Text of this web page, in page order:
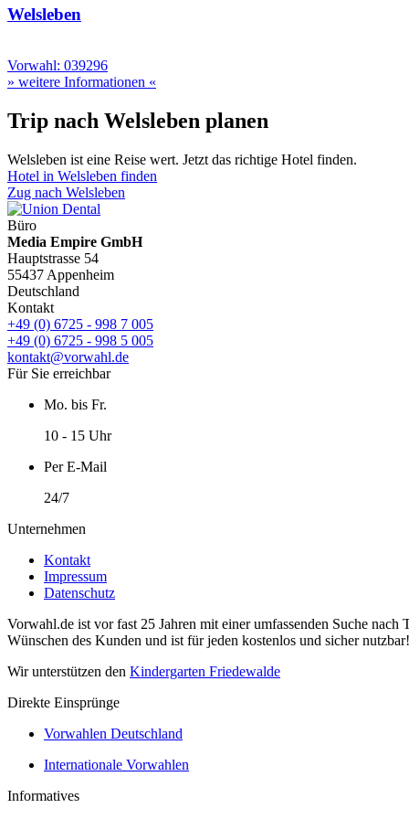
Welsleben
Vorwahl: 039296
» weitere Informationen «
Trip nach Welsleben planen
Welsleben ist eine Reise wert. Jetzt das richtige Hotel finden.
Hotel in Welsleben finden
Zug nach Welsleben
Büro
Media Empire GmbH
Hauptstrasse 54
55437 Appenheim
Deutschland
Kontakt
+49 (0) 6725 - 998 7 005
+49 (0) 6725 - 998 5 005
kontakt@vorwahl.de
Für Sie erreichbar
Mo. bis Fr.
10 - 15 Uhr
Per E-Mail
24/7
Unternehmen
Kontakt
Impressum
Datenschutz
Vorwahl.de ist vor fast 25 Jahren mit einer umfassenden Suche
Wünschen des Kunden und ist für jeden kostenlos und sicher nutzbar!
Wir unterstützen den Kindergarten Friedewalde
Direkte Einsprünge
Vorwahlen Deutschland
Internationale Vorwahlen
Informatives